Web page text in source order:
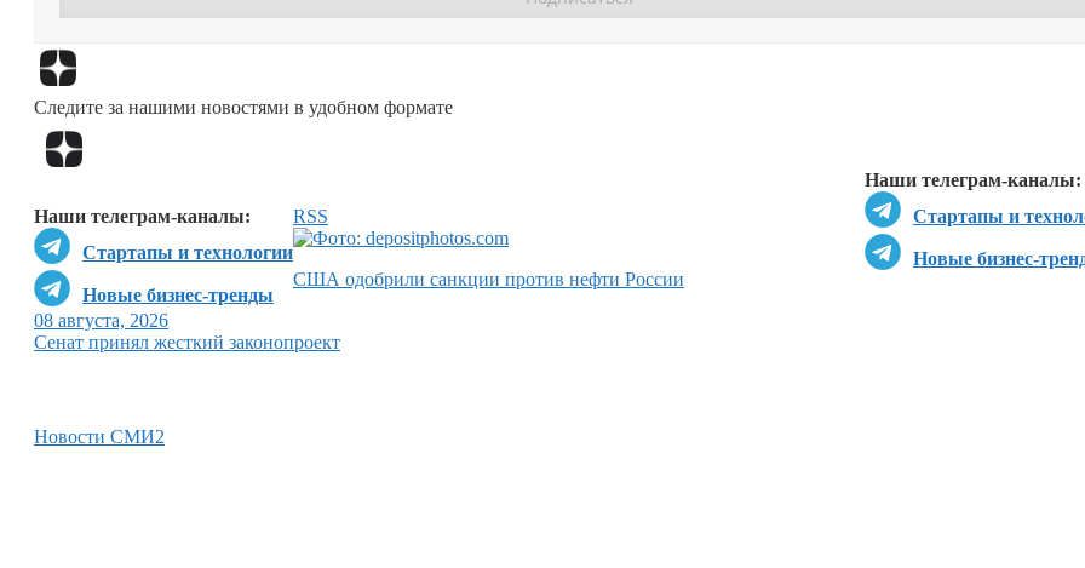
Следите за нашими новостями в удобном формате
Наши телеграм-каналы:
Стартапы и
Новые бизнес-
Наши телеграм-каналы:
Стартапы и технологии
Новые бизнес-тренды
RSS
США одобрили санкции против нефти России
08 августа, 2026
Сенат принял жесткий законопроект
Новости СМИ2